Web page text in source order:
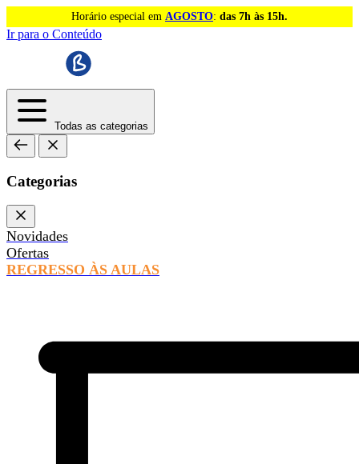
Horário especial em AGOSTO: das 7h às 15h.
Ir para o Conteúdo
Todas as categorias
Categorias
Novidades
Ofertas
REGRESSO ÀS AULAS